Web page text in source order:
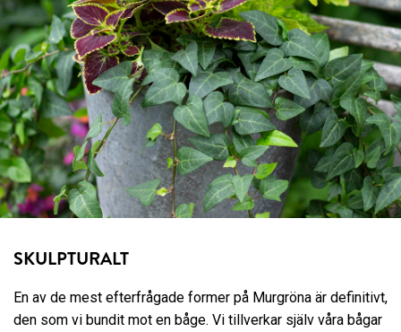
SKULPTURALT
En av de mest efterfrågade former på Murgröna är definitivt,
den som vi bundit mot en båge. Vi tillverkar själv våra bågar